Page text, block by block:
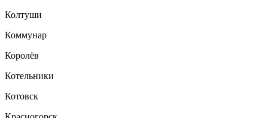
Колтуши
Коммунар
Королёв
Котельники
Котовск